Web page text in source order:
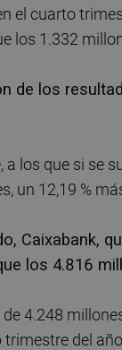
el cuarto
los 1.332
de los
los que si se
un 12,19 %
Caixabank,
los 4.816
4.248
del